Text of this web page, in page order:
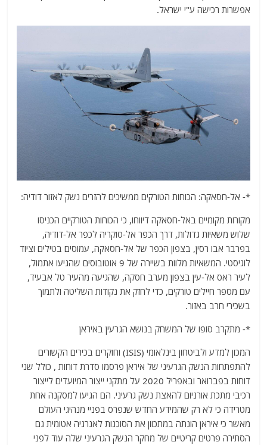
אפשרות רכישה ע"י ישראל.
*- אל-חסאקה: הכוחות הטורקים ממשיכים להזרים נשק לאזור דודיה:
מקורות מקומיים באל-חסאקה דיווחו, כי הכוחות הטורקיים הכניסו
שלוש משאיות גדולות, דרך הכפר אל-סוקריה לכפר אל-דודיה,
בפרבר אבו רסין, בצפון הכפר של אל-חסאקה, עמוסים בטילים וציוד
לוגיסטי. המשאיות מלוות בשיירה של 9 אוטובוסים שהגיעו אתמול,
לעיר ראס אל-עין בצפון מערב חסקה, שהגיעה מהעיר טל אבעיד,
עם מספר חיילים טורקים, כדי לחזק את נקודות השליטה ולתמוך
בשכירי חרב באזור.
*- מתקרב סופו של המשחק בנושא הגרעין באיראן
המכון למדע ולביטחון בינלאומי (ISIS) וחוקרים בכירים הקשורים
להתפתחות הנשק הגרעיני של איראן פרסמו סדרת דוחות , כולל שני
דוחות בפברואר ובאפריל 2020 על מתקני ייצור המיועדים לייצור
רכיבי מתכת אורניום להאצת נשק גרעיני. הם הגיעו למסקנה אחת
מטרידה כי לא רק שהמידע החדש שנפרס בפניי מנהיגי העולם
מאשר כי איראן הונתה במתכוון את הסוכנות לאנרגיה אטומית גם
הסתירה פרטים קריטיים של מחקר הנשק הגרעיני שלה עוד לפני